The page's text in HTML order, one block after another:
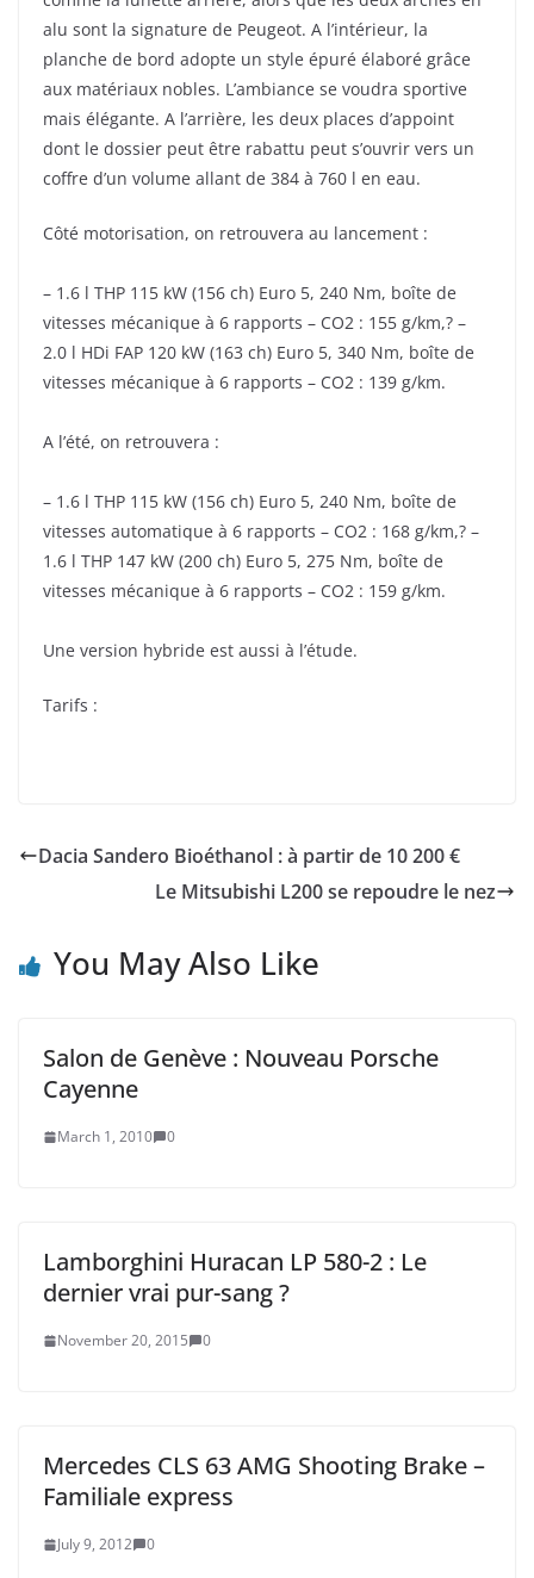
alu sont la signature de Peugeot. A l’intérieur, la
planche de bord adopte un style épuré élaboré grâce
aux matériaux nobles. L’ambiance se voudra sportive
mais élégante. A l’arrière, les deux places d’appoint
dont le dossier peut être rabattu peut s’ouvrir vers un
coffre d’un volume allant de 384 à 760 l en eau.
Côté motorisation, on retrouvera au lancement :
– 1.6 l THP 115 kW (156 ch) Euro 5, 240 Nm, boîte de
vitesses mécanique à 6 rapports – CO2 : 155 g/km,? –
2.0 l HDi FAP 120 kW (163 ch) Euro 5, 340 Nm, boîte de
vitesses mécanique à 6 rapports – CO2 : 139 g/km.
A l’été, on retrouvera :
– 1.6 l THP 115 kW (156 ch) Euro 5, 240 Nm, boîte de
vitesses automatique à 6 rapports – CO2 : 168 g/km,? –
1.6 l THP 147 kW (200 ch) Euro 5, 275 Nm, boîte de
vitesses mécanique à 6 rapports – CO2 : 159 g/km.
Une version hybride est aussi à l’étude.
Tarifs :
Dacia Sandero Bioéthanol : à partir de 10 200 €
Le Mitsubishi L200 se repoudre le nez
You May Also Like
Salon de Genève : Nouveau Porsche
Cayenne
March 1, 2010 0
Lamborghini Huracan LP 580-2 : Le
dernier vrai pur-sang ?
November 20, 2015 0
Mercedes CLS 63 AMG Shooting Brake –
Familiale express
July 9, 2012 0